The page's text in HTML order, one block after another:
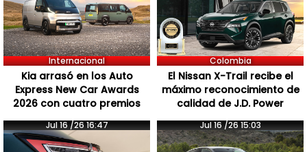
Internacional
Kia arrasó en los Auto
Express New Car Awards
2026 con cuatro premios
Colombia
El Nissan X-Trail recibe el
máximo reconocimiento de
calidad de J.D. Power
Jul 16 /26 16:47 Jul 16 /26 15:03